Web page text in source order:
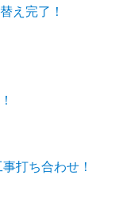
え完了！
打ち合わせ！